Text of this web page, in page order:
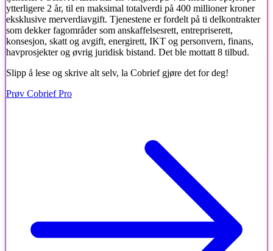
ytterligere 2 år, til en maksimal totalverdi på 400 millioner kroner
eksklusive merverdiavgift. Tjenestene er fordelt på ti delkontrakter
som dekker fagområder som anskaffelsesrett, entrepriserett,
konsesjon, skatt og avgift, energirett, IKT og personvern, finans,
havprosjekter og øvrig juridisk bistand. Det ble mottatt 8 tilbud.
Slipp å lese og skrive alt selv, la Cobrief gjøre det for deg!
Prøv Cobrief Pro